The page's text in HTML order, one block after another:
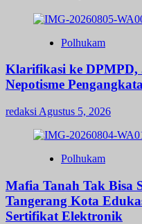
Polhukam
Klarifikasi ke
Nepotisme
redaksi Agustus 5, 2026
Polhukam
Mafia Tanah Tak Bisa
Tangerang Kota
Sertifikat Elektronik